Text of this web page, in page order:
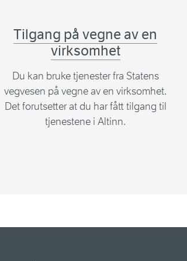
Tilgang på vegne av en
virksomhet
Du kan bruke tjenester fra Statens
vegvesen på vegne av en virksomhet.
Det forutsetter at du har fått tilgang til
tjenestene i Altinn.